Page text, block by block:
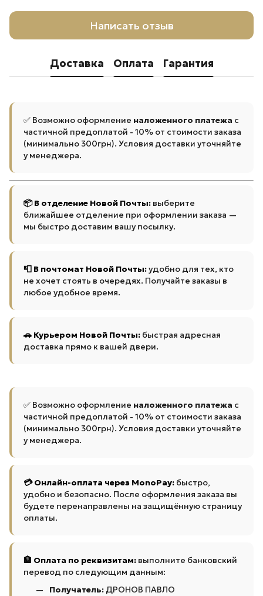
Написать отзыв
Доставка Оплата Гарантия
✅ Возможно оформление наложенного платежа с
частичной предоплатой - 10% от стоимости заказа
(минимально 300грн). Условия доставки уточняйте
у менеджера.
📦 В отделение Новой Почты: выберите
ближайшее отделение при оформлении заказа —
мы быстро доставим вашу посылку.
📮 В почтомат Новой Почты:удобно для тех, кто
не хочет стоять в очередях. Получайте заказы в
любое удобное время.
🚗 Курьером Новой Почты: быстрая адресная
доставка прямо к вашей двери.
✅ Возможно оформление наложенного платежа с
частичной предоплатой - 10% от стоимости заказа
(минимально 300грн). Условия доставки уточняйте
у менеджера.
💳 Онлайн-оплата через MonoPay: быстро,
удобно и безопасно. После оформления заказа вы
будете перенаправлены на защищённую страницу
оплаты.
🏦 Оплата по реквизитам: выполните банковский
перевод по следующим данным:
Получатель: ДРОНОВ ПАВЛО